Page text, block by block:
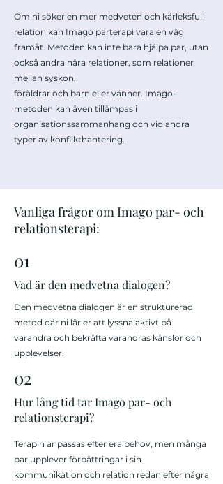
Om ni söker en mer medveten och kärleksfull
relation kan Imago parterapi vara en väg
framåt. Metoden kan inte bara hjälpa par, utan
också andra nära relationer, som relationer
mellan syskon,
föräldrar och barn eller vänner. Imago-
metoden kan även tillämpas i
organisationssammanhang och vid andra
typer av konflikthantering.
Vanliga frågor om Imago par- och
relationsterapi:
01
Vad är den medvetna dialogen?
Den medvetna dialogen är en strukturerad
metod där ni lär er att lyssna aktivt på
varandra och bekräfta varandras känslor och
upplevelser.
02
Hur lång tid tar Imago par- och
relationsterapi?
Terapin anpassas efter era behov, men många
par upplever förbättringar i sin
kommunikation och relation redan efter några